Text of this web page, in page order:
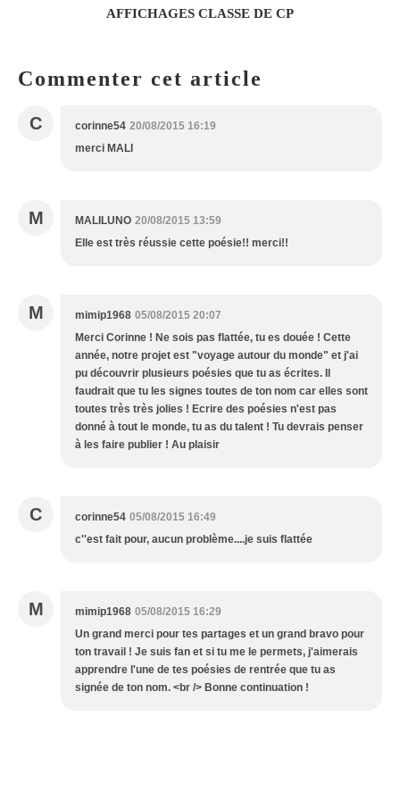
AFFICHAGES CLASSE DE CP
Commenter cet article
C corinne54 20/08/2015 16:19
merci MALI
M MALILUNO 20/08/2015 13:59
Elle est très réussie cette poésie!! merci!!
M mimip1968 05/08/2015 20:07
Merci Corinne ! Ne sois pas flattée, tu es douée ! Cette
année, notre projet est "voyage autour du monde" et j'ai
pu découvrir plusieurs poésies que tu as écrites. Il
faudrait que tu les signes toutes de ton nom car elles sont
toutes très très jolies ! Ecrire des poésies n'est pas
donné à tout le monde, tu as du talent ! Tu devrais penser
à les faire publier ! Au plaisir
C corinne54 05/08/2015 16:49
c''est fait pour, aucun problème....je suis flattée
M mimip1968 05/08/2015 16:29
Un grand merci pour tes partages et un grand bravo pour
ton travail ! Je suis fan et si tu me le permets, j'aimerais
apprendre l'une de tes poésies de rentrée que tu as
signée de ton nom. <br /> Bonne continuation !